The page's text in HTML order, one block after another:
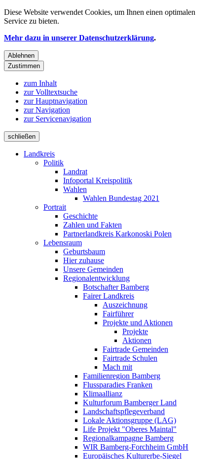
Diese Website verwendet Cookies, um Ihnen einen optimalen
Service zu bieten.
Mehr dazu in unserer Datenschutzerklärung.
Ablehnen
Zustimmen
zum Inhalt
zur Volltextsuche
zur Hauptnavigation
zur Navigation
zur Servicenavigation
schließen
Landkreis
Politik
Landrat
Infoportal Kreispolitik
Wahlen
Wahlen Bundestag 2021
Portrait
Geschichte
Zahlen und Fakten
Partnerlandkreis Karkonoski Polen
Lebensraum
Geburtsbaum
Hier zuhause
Unsere Gemeinden
Regionalentwicklung
Botschafter Bamberg
Fairer Landkreis
Auszeichnung
Fairführer
Projekte und Aktionen
Projekte
Aktionen
Fairtrade Gemeinden
Fairtrade Schulen
Mach mit
Familienregion Bamberg
Flussparadies Franken
Klimaallianz
Kulturforum Bamberger Land
Landschaftspflegeverband
Lokale Aktionsgruppe (LAG)
Life Projekt "Oberes Maintal"
Regionalkampagne Bamberg
WIR Bamberg-Forchheim GmbH
Europäisches Kulturerbe-Siegel